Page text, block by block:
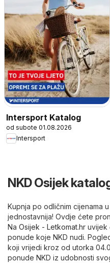
Intersport Katalog
od subote 01.08.2026
Intersport
NKD Osijek
Kupnja po odličnim cijenama
jednostavnija! Ovdje ćete
Na Osijek - Letkomat.hr uvijek
ponude koje NKD nudi.
koji vrijedi kroz od utorka
ponude NKD iz udobnosti